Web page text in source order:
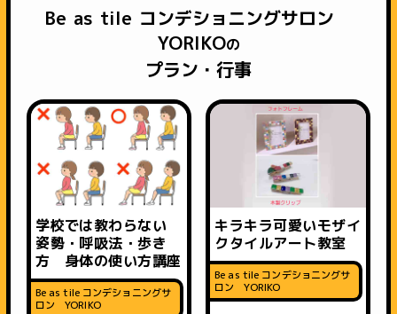
Be as tile コンデショニングサロン
YORIKOの
プラン・行事
学校では教わらない
姿勢・呼吸法・歩き
方 身体の使い方講座
Be as tile コンデショニングサ
ロン YORIKO
キラキラ可愛いモザイ
クタイルアート教室
Be as tile コンデショニングサ
ロン YORIKO